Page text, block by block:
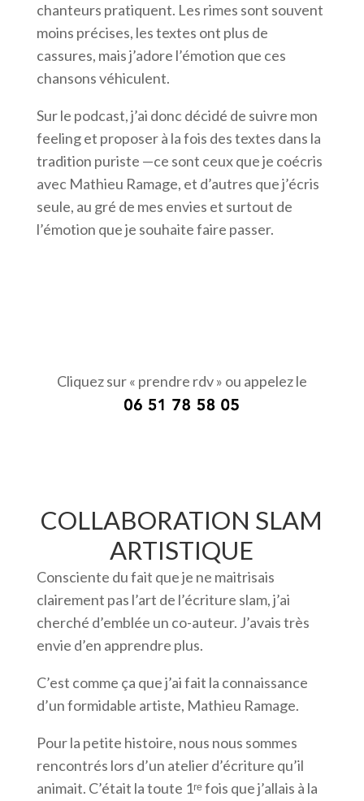
chanteurs pratiquent. Les rimes sont souvent
moins précises, les textes ont plus de
cassures, mais j’adore l’émotion que ces
chansons véhiculent.
Sur le podcast, j’ai donc décidé de suivre mon
feeling et proposer à la fois des textes dans la
tradition puriste —ce sont ceux que je coécris
avec Mathieu Ramage, et d’autres que j’écris
seule, au gré de mes envies et surtout de
l’émotion que je souhaite faire passer.
Cliquez sur « prendre rdv » ou appelez le
COLLABORATION SLAM
ARTISTIQUE
Consciente du fait que je ne maitrisais
clairement pas l’art de l’écriture slam, j’ai
cherché d’emblée un co-auteur. J’avais très
envie d’en apprendre plus.
C’est comme ça que j’ai fait la connaissance
d’un formidable artiste, Mathieu Ramage.
Pour la petite histoire, nous nous sommes
rencontrés lors d’un atelier d’écriture qu’il
animait. C’était la toute 1ʳᵉ fois que j’allais à la